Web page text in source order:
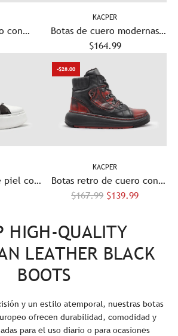
con
lana
KACPER
Botas de cuero modernas
con cremallera y sin
cordones y forro de lana
gruesa para hombre - Negro
$164.99
piel con
-$28.00
KACPER
Botas retro de cuero con
forro de lana gruesa para
P
e
c
i
e
g
u
$167.99 $139.99
HIGH-QUALITY
LEATHER BLACK
BOOTS
y un estilo atemporal, nuestras botas
ofrecen durabilidad, comodidad y
para el uso diario o para ocasiones